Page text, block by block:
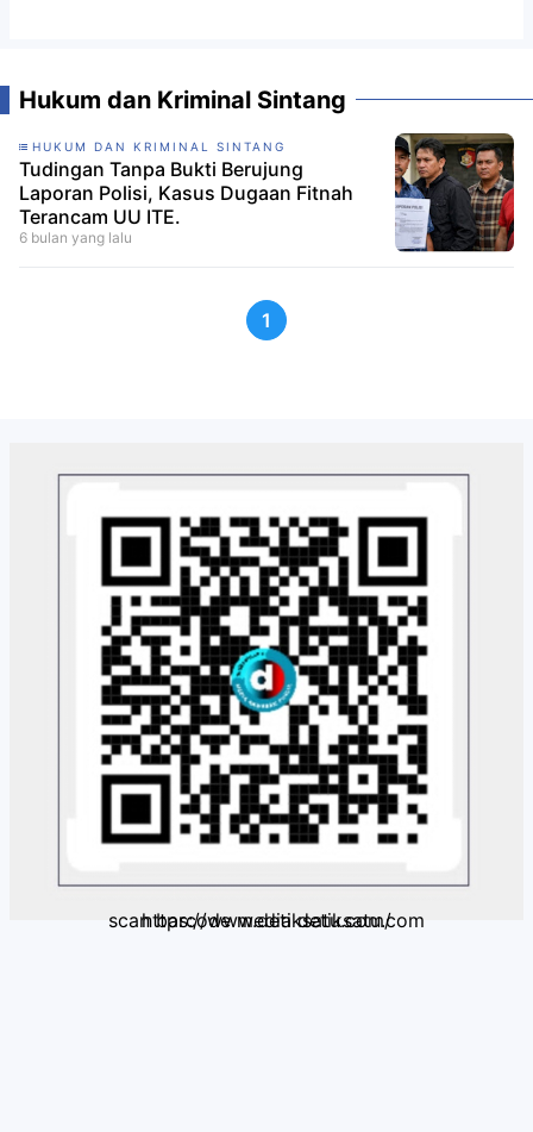
Hukum dan Kriminal Sintang
HUKUM DAN KRIMINAL SINTANG
Tudingan Tanpa Bukti Berujung
Laporan Polisi, Kasus Dugaan Fitnah
Terancam UU ITE.
6 bulan yang lalu
1
scan barcode media detiksatu.com https://www.detiksatu.com/